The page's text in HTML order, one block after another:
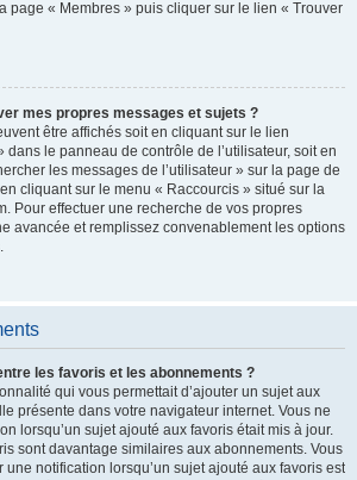
page « Membres » puis cliquer sur le lien « Trouver
mes propres messages et sujets ?
être affichés soit en cliquant sur le lien
dans le panneau de contrôle de l’utilisateur, soit en
les messages de l’utilisateur » sur la page de
cliquant sur le menu « Raccourcis » situé sur la
Pour effectuer une recherche de vos propres
avancée et remplissez convenablement les options
les favoris et les abonnements ?
qui vous permettait d’ajouter un sujet aux
présente dans votre navigateur internet. Vous ne
lorsqu’un sujet ajouté aux favoris était mis à jour.
sont davantage similaires aux abonnements. Vous
notification lorsqu’un sujet ajouté aux favoris est